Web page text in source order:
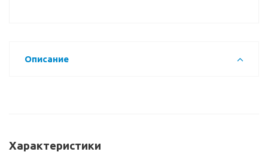
Описание
Характеристики